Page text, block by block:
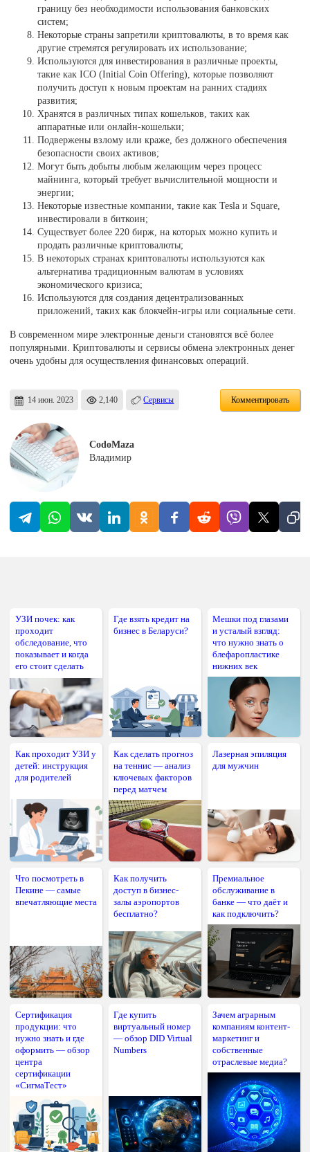
границу без необходимости использования банковских
систем;
Некоторые страны запретили криптовалюты, в то время как
другие стремятся регулировать их использование;
Используются для инвестирования в различные проекты,
такие как ICO (Initial Coin Offering), которые позволяют
получить доступ к новым проектам на ранних стадиях
развития;
Хранятся в различных типах кошельков, таких как
аппаратные или онлайн-кошельки;
Подвержены взлому или краже, без должного обеспечения
безопасности своих активов;
Могут быть добыты любым желающим через процесс
майнинга, который требует вычислительной мощности и
энергии;
Некоторые известные компании, такие как Tesla и Square,
инвестировали в биткоин;
Существует более 220 бирж, на которых можно купить и
продать различные криптовалюты;
В некоторых странах криптовалюты используются как
альтернатива традиционным валютам в условиях
экономического кризиса;
Используются для создания децентрализованных
приложений, таких как блокчейн-игры или социальные сети.
В современном мире электронные деньги становятся всё более
популярными. Криптовалюты и сервисы обмена электронных денег
очень удобны для осуществления финансовых операций.
14 июн. 2023 2,140 Сервисы Комментировать
CodoMaza
Владимир
УЗИ почек: как
проходит
обследование, что
показывает и когда
его стоит сделать
Где взять кредит на
бизнес в Беларуси?
Мешки под глазами
и усталый взгляд:
что нужно знать о
блефаропластике
нижних век
Как проходит УЗИ у
детей: инструкция
для родителей
Как сделать прогноз
на теннис — анализ
ключевых факторов
перед матчем
Лазерная эпиляция
для мужчин
Что посмотреть в
Пекине — самые
впечатляющие места
Как получить
доступ в бизнес-
залы аэропортов
бесплатно?
Премиальное
обслуживание в
банке — что даёт и
как подключить?
Сертификация
продукции: что
нужно знать и где
оформить — обзор
центра
сертификации
«СигмаТест»
Где купить
виртуальный номер
— обзор DID Virtual
Numbers
Зачем аграрным
компаниям контент-
маркетинг и
собственные
отраслевые медиа?